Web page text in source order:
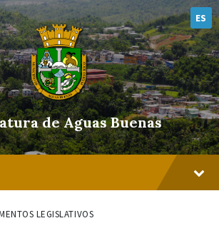
ES
de Aguas Buenas
LEGISLATIVOS